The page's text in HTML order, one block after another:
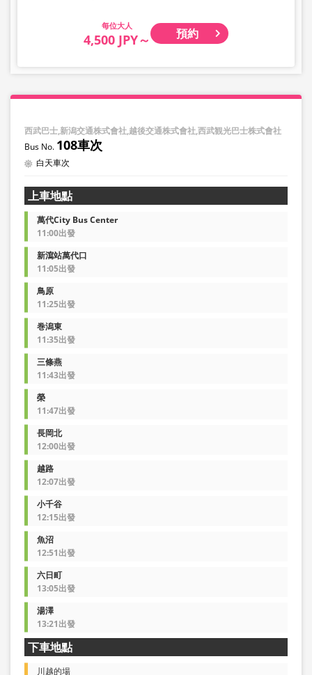
大人
4,500 JPY～ 預約
西武巴士,新潟交通株式會社,越後交通株式會社,西武観光巴士株式會社
108車次
白天車次
上車地點
萬代City Bus Center
11:00出發
新瀉站萬代口
11:05出發
鳥原
11:25出發
巻潟東
11:35出發
三條燕
11:43出發
榮
11:47出發
長岡北
12:00出發
越路
12:07出發
小千谷
12:15出發
魚沼
12:51出發
六日町
13:05出發
湯澤
13:21出發
下車地點
川越的場